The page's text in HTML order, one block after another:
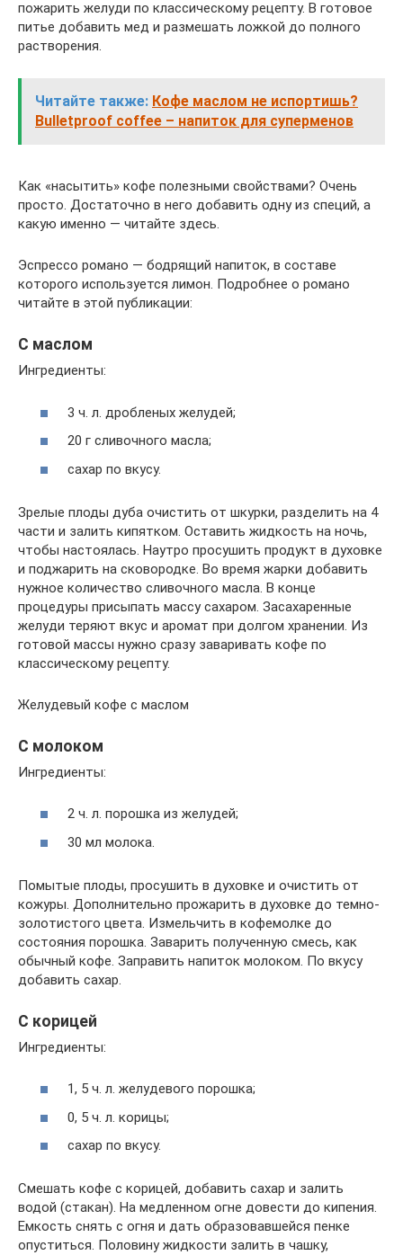
пожарить желуди по классическому рецепту. В готовое
питье добавить мед и размешать ложкой до полного
растворения.
Читайте также: Кофе маслом не испортишь?
Bulletproof coffee – напиток для суперменов
Как «насытить» кофе полезными свойствами? Очень
просто. Достаточно в него добавить одну из специй, а
какую именно — читайте здесь.
Эспрессо романо — бодрящий напиток, в составе
которого используется лимон. Подробнее о романо
читайте в этой публикации:
С маслом
Ингредиенты:
3 ч. л. дробленых желудей;
20 г сливочного масла;
сахар по вкусу.
Зрелые плоды дуба очистить от шкурки, разделить на 4
части и залить кипятком. Оставить жидкость на ночь,
чтобы настоялась. Наутро просушить продукт в духовке
и поджарить на сковородке. Во время жарки добавить
нужное количество сливочного масла. В конце
процедуры присыпать массу сахаром. Засахаренные
желуди теряют вкус и аромат при долгом хранении. Из
готовой массы нужно сразу заваривать кофе по
классическому рецепту.
Желудевый кофе с маслом
С молоком
Ингредиенты:
2 ч. л. порошка из желудей;
30 мл молока.
Помытые плоды, просушить в духовке и очистить от
кожуры. Дополнительно прожарить в духовке до темно-
золотистого цвета. Измельчить в кофемолке до
состояния порошка. Заварить полученную смесь, как
обычный кофе. Заправить напиток молоком. По вкусу
добавить сахар.
С корицей
Ингредиенты:
1, 5 ч. л. желудевого порошка;
0, 5 ч. л. корицы;
сахар по вкусу.
Смешать кофе с корицей, добавить сахар и залить
водой (стакан). На медленном огне довести до кипения.
Емкость снять с огня и дать образовавшейся пенке
опуститься. Половину жидкости залить в чашку,